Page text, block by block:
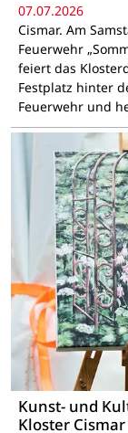
07.07.2026
Cismar. Am
Feuerwehr
feiert das
Festplatz hinter
Feuerwehr und
Kunst- und
Kloster Cismar